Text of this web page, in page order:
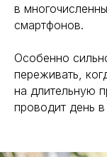
в
смартфонов.
Особенно
переживать,
на длительную
проводит день